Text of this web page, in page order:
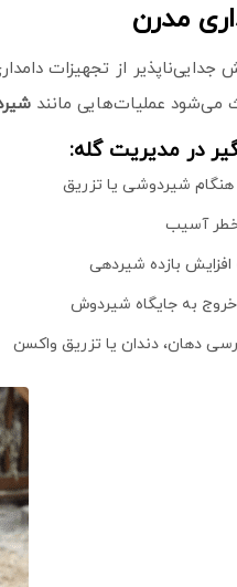
مدرن
از تجهیزات
می‌شود عملیات‌هایی مانند
در مدیریت گله:
هنگام شیردوشی یا تزریق
خطر آسیب
بازده شیردهی
به جایگاه شیردوش
دهان، دندان یا تزریق واکسن